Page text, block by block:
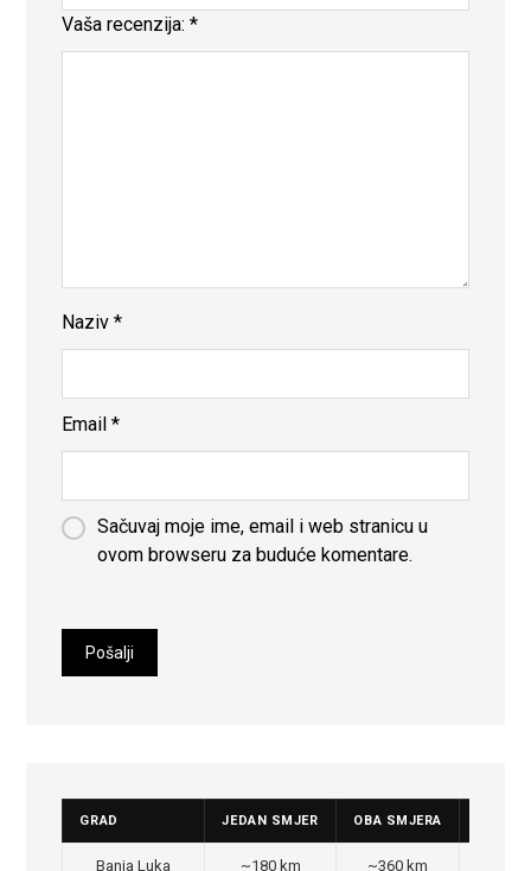
Vaša recenzija:*
Naziv*
Email*
Sačuvaj moje ime, email i web stranicu u
ovom browseru za buduće komentare.
GRAD JEDAN SMJER OBA SMJERA
Banja Luka ~180 km ~360 km